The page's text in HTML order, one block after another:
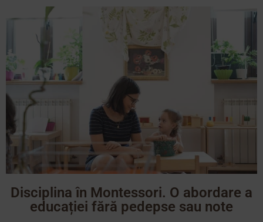
Disciplina în Montessori. O abordare a
educației fără pedepse sau note